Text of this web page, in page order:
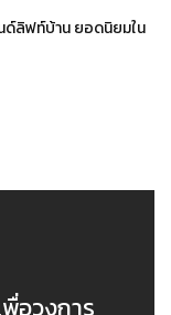
ด์ลิฟท์บ้าน ยอดนิยมใน
อวงการ